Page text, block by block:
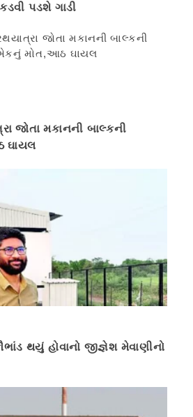
પડશે ગાડી
જોતા મકાનની બાલ્કની
ઘાયલ
થયું હોવાનો જીજ્ઞેશ મેવાણીનો